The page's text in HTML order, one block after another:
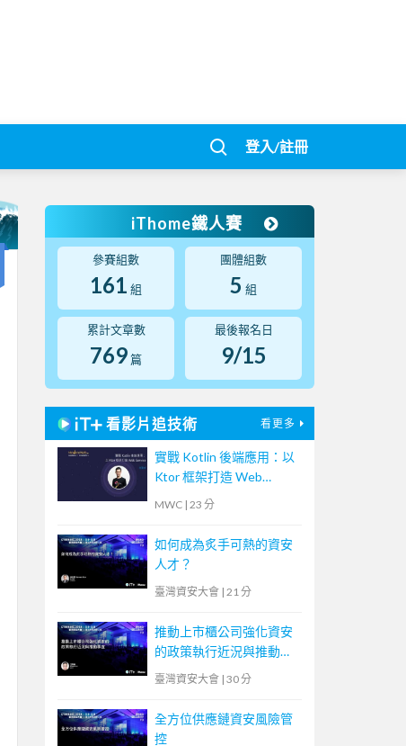
登入/註冊
iThome鐵人賽
參賽組數
161 組
團體組數
5 組
累計文章數
769 篇
最後報名日
9/15
看影片追技術 看更多
實戰 Kotlin 後端應用：以
Ktor 框架打造 Web
MWC | 23 分
如何成為炙手可熱的資安
人才？
臺灣資安大會 | 21 分
推動上市櫃公司強化資安
的政策執行近況與推動事
宜
臺灣資安大會 | 30 分
全方位供應鏈資安風險管
控